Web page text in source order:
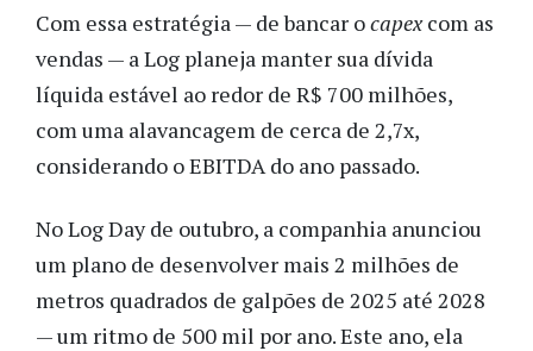
Com essa estratégia — de bancar ocapexcom as
vendas — a Log planeja manter sua dívida
líquida estável ao redor de R$ 700 milhões,
com uma alavancagem de cerca de 2,7x,
considerando o EBITDA do ano passado.
No Log Day de outubro, a companhia anunciou
um plano de desenvolver mais 2 milhões de
metros quadrados de galpões de 2025 até 2028
— um ritmo de 500 mil por ano. Este ano, ela